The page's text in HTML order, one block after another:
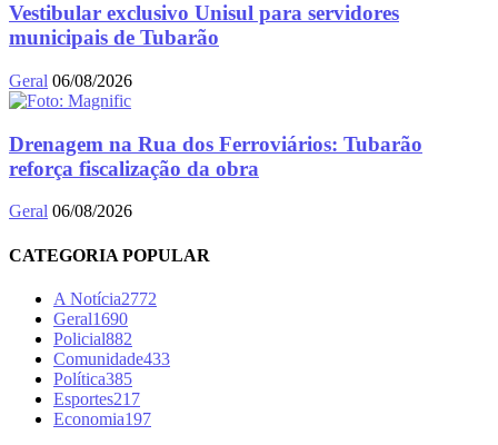
Vestibular exclusivo Unisul para servidores
municipais de Tubarão
Geral 06/08/2026
Drenagem na Rua dos Ferroviários: Tubarão
reforça fiscalização da obra
Geral 06/08/2026
CATEGORIA POPULAR
A Notícia2772
Geral1690
Policial882
Comunidade433
Política385
Esportes217
Economia197